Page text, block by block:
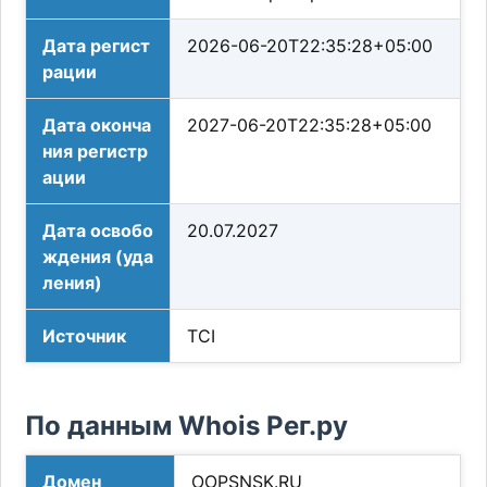
Дата регист
рации
2026-06-20T22:35:28+05:00
Дата оконча
ния регистр
ации
2027-06-20T22:35:28+05:00
Дата освобо
ждения (уда
ления)
20.07.2027
Источник TCI
По данным Whois Рег.ру
Домен OOPSNSK.RU